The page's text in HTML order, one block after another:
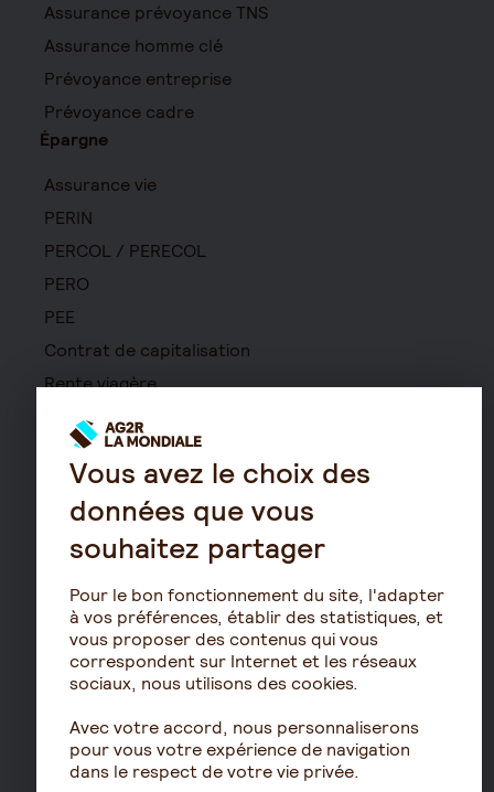
Assurance prévoyance TNS
Assurance homme clé
Prévoyance entreprise
Prévoyance cadre
Épargne
Assurance vie
PERIN
PERCOL / PERECOL
PERO
PEE
Contrat de capitalisation
Rente viagère
Résidence avec services
pour seniors
Le fonctionnement de
la retraite
Les démarches de départ
à la retraite
Le calcul de la retraite
Les déclarations sociales
pour les entreprises
Assurance auto
Vous avez le choix des
données que vous
souhaitez partager
Pour le bon fonctionnement du site, l'adapter
à vos préférences, établir des statistiques, et
vous proposer des contenus qui vous
correspondent sur Internet et les réseaux
sociaux, nous utilisons des cookies.
Avec votre accord, nous personnaliserons
pour vous votre expérience de navigation
dans le respect de votre vie privée.